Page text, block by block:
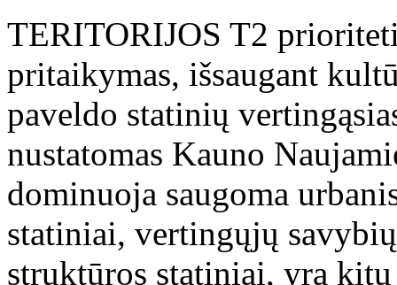
TERITORIJOS T2
pritaikymas, išsaugant
paveldo statinių
nustatomas Kauno
dominuoja saugoma
statiniai, vertingųjų
struktūros statiniai, yra